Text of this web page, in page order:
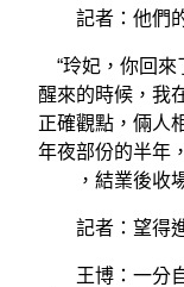
記者：他們的
“玲妃，你回來
醒來的時候，我
正確觀點，倆人
年夜部份的半年
，結業後收
記者：望得進
王博：一分自